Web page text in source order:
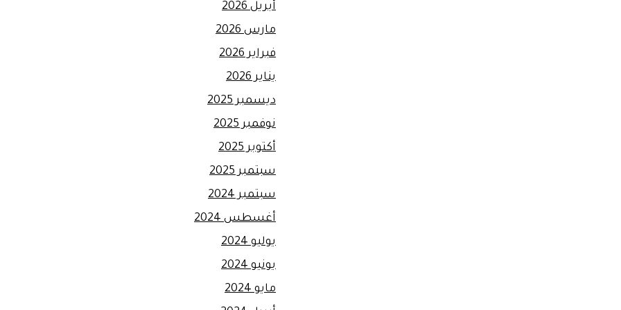
أبريل 2026
مارس 2026
فبراير 2026
يناير 2026
ديسمبر 2025
نوفمبر 2025
أكتوبر 2025
سبتمبر 2025
سبتمبر 2024
أغسطس 2024
يوليو 2024
يونيو 2024
مايو 2024